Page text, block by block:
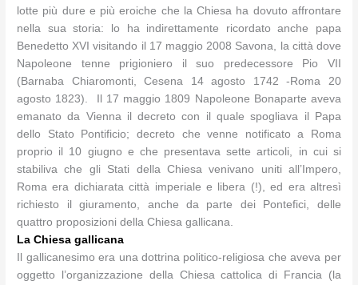
lotte più dure e più eroiche che la Chiesa ha dovuto affrontare
nella sua storia: lo ha indirettamente ricordato anche papa
Benedetto XVI visitando il 17 maggio 2008 Savona, la città dove
Napoleone tenne prigioniero il suo predecessore Pio VII
(Barnaba Chiaromonti, Cesena 14 agosto 1742 -Roma 20
agosto 1823). Il 17 maggio 1809 Napoleone Bonaparte aveva
emanato da Vienna il decreto con il quale spogliava il Papa
dello Stato Pontificio; decreto che venne notificato a Roma
proprio il 10 giugno e che presentava sette articoli, in cui si
stabiliva che gli Stati della Chiesa venivano uniti all’Impero,
Roma era dichiarata città imperiale e libera (!), ed era altresì
richiesto il giuramento, anche da parte dei Pontefici, delle
quattro proposizioni della Chiesa gallicana.
La Chiesa gallicana
Il gallicanesimo era una dottrina politico-religiosa che aveva per
oggetto l’organizzazione della Chiesa cattolica di Francia (la